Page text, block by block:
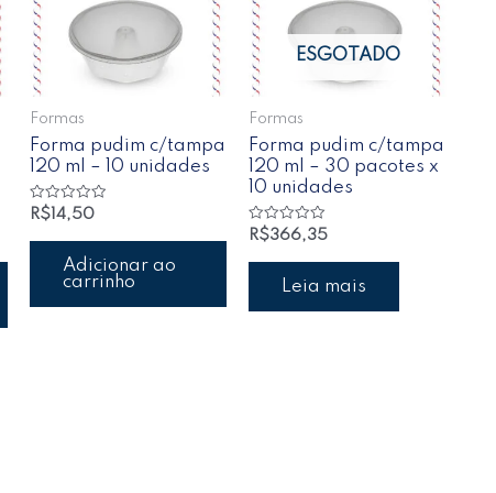
Formas
Forma pudim c/tampa
120 ml – 10 unidades
Avaliação
de
R$14,50
Adicionar ao
carrinho
ESGOTADO
Formas
Forma pudim c/tampa
120 ml – 30 pacotes x
10 unidades
Avaliação
de
R$366,35
Leia mais